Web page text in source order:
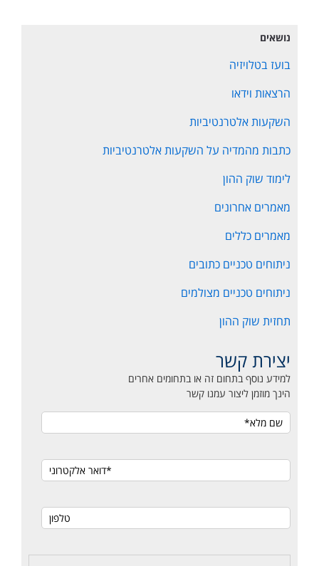
נושאים
בועז בטלויזיה
הרצאות וידאו
השקעות אלטרנטיביות
כתבות מהמדיה על השקעות אלטרנטיביות
לימוד שוק ההון
מאמרים אחרונים
מאמרים כללים
ניתוחים טכניים כתובים
ניתוחים טכניים מצולמים
תחזית שוק ההון
יצירת קשר
למידע נוסף בתחום זה או בתחומים אחרים
הינך מוזמן ליצור עמנו קשר